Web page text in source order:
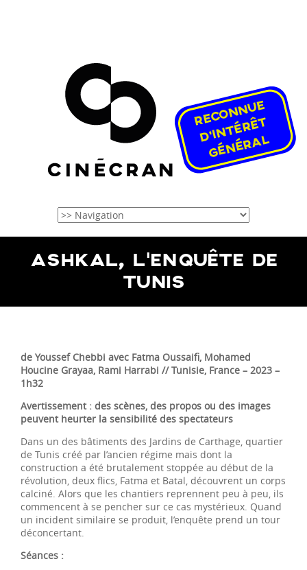
ASHKAL, L’ENQUÊTE DE
TUNIS
de Youssef Chebbi avec Fatma Oussaifi, Mohamed
Houcine Grayaa, Rami Harrabi // Tunisie, France – 2023 –
1h32
Avertissement : des scènes, des propos ou des images
peuvent heurter la sensibilité des spectateurs
Dans un des bâtiments des Jardins de Carthage, quartier
de Tunis créé par l’ancien régime mais dont la
construction a été brutalement stoppée au début de la
révolution, deux flics, Fatma et Batal, découvrent un corps
calciné. Alors que les chantiers reprennent peu à peu, ils
commencent à se pencher sur ce cas mystérieux. Quand
un incident similaire se produit, l’enquête prend un tour
déconcertant.
Séances :